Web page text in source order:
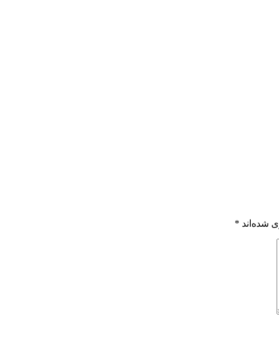
شده‌اند *